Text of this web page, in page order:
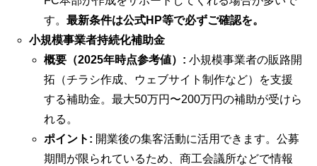
す。 最新条件は公式HP等で必ずご確認を。
小規模事業者持続化補助金
概要（2025年時点参考値）: 小規模事業者の販路開
拓（チラシ作成、ウェブサイト制作など）を支援
する補助金。最大50万円〜200万円の補助が受けら
れる。
ポイント: 開業後の集客活動に活用できます。公募
期間が限られているため、商工会議所などで情報